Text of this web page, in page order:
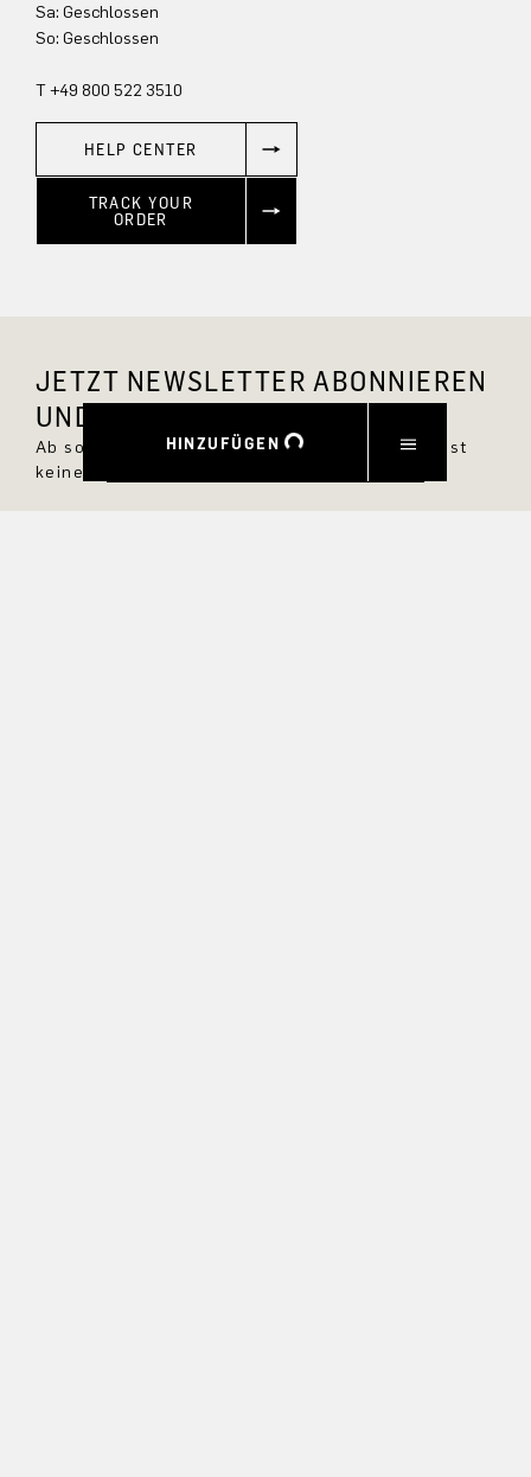
HINZUFÜGEN
Sa: Geschlossen
So: Geschlossen
T +49 800 522 3510
HELP CENTER
TRACK YOUR
ORDER
JETZT NEWSLETTER ABONNIEREN
UND 10 % RABATT SICHERN.
Ab sofort bist Du immer up to date und verpasst
keine neuen Styles im DRYKORN Online Shop.